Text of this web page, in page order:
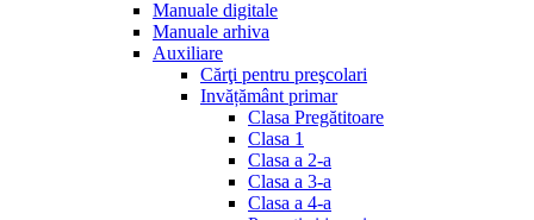
Manuale digitale
Manuale arhiva
Auxiliare
Cărţi pentru preşcolari
Invățământ primar
Clasa Pregătitoare
Clasa 1
Clasa a 2-a
Clasa a 3-a
Clasa a 4-a